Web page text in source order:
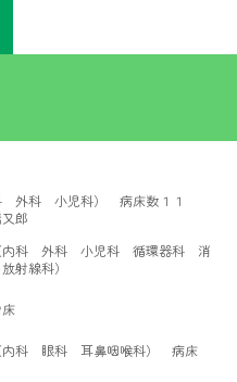
外科 小児科） 病床数１１
郎
内科 外科 小児科 循環器科 消
線科）
内科 眼科 耳鼻咽喉科） 病床